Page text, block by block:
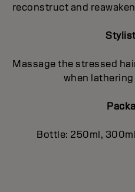
reconstruct and
Massage the stressed
when
Bottle: 250ml,